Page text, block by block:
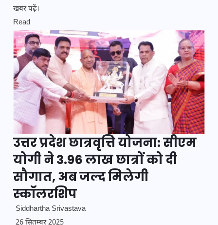
खबर पढ़ें।
Read
उत्तर प्रदेश छात्रवृत्ति योजना: सीएम
योगी ने 3.96 लाख छात्रों को दी
सौगात, अब जल्द मिलेगी
स्कॉलरशिप
Siddhartha Srivastava
26 सितम्बर 2025